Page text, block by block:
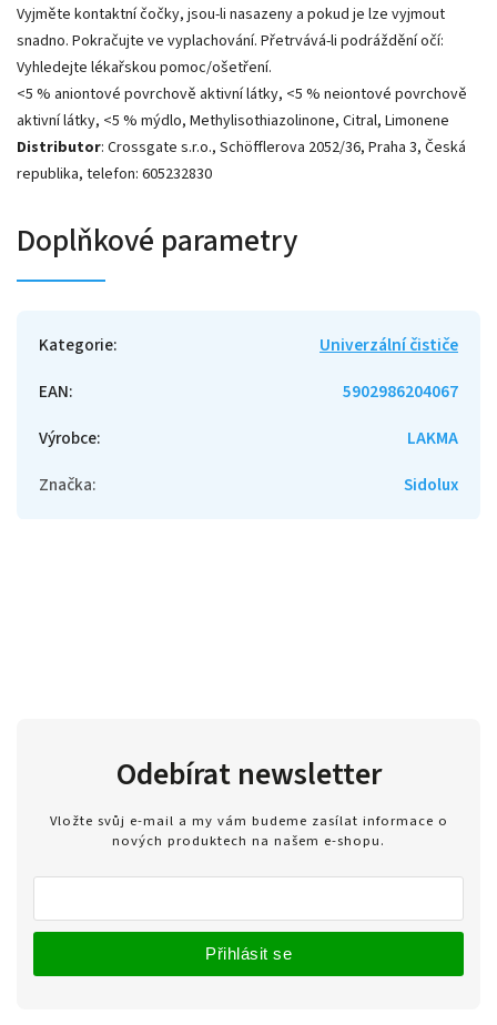
Vyjměte kontaktní čočky, jsou-li nasazeny a pokud je lze vyjmout
snadno. Pokračujte ve vyplachování. Přetrvává-li podráždění očí:
Vyhledejte lékařskou pomoc/ošetření.
<5 % aniontové povrchově aktivní látky, <5 % neiontové povrchově
aktivní látky, <5 % mýdlo, Methylisothiazolinone, Citral, Limonene
Distributor: Crossgate s.r.o., Schöfflerova 2052/36, Praha 3, Česká
republika, telefon: 605232830
Doplňkové parametry
Kategorie:
Univerzální čističe
EAN:
5902986204067
Výrobce:
LAKMA
Značka: Sidolux
Odebírat newsletter
Vložte svůj e-mail a my vám budeme zasílat informace o
nových produktech na našem e-shopu.
Přihlásit se